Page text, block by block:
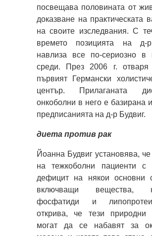
посвещава половината от
доказване на практическата
на своите изследвания. С
времето позицията на д-
навлиза все по-сериозно в
среди. През 2006 г.
първият Германски
център. Прилаганата
онкоболни в него е базирана
предписанията на д-р Будвиг.
диета против рак
Йоанна Будвиг установява,
на тежкоболни пациенти с
дефицит на някои основни
включващи вещества,
фосфатиди и
открива, че тези природни
могат да се набавят за